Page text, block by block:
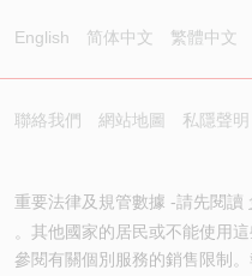
English 简体中文 繁體中文
聯絡我們 網站地圖 私隱聲明
重要法律及規管數據 -請先閱讀
。其他國家的居民或不能使用
參閱有關個別服務的銷售限制